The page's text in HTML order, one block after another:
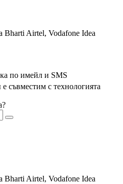
Bharti Airtel, Vodafone Idea
по имейл и SMS
съвместим с технологията
Bharti Airtel, Vodafone Idea